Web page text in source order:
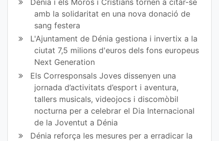
Dénia i els Moros i Cristians tornen a citar-se
amb la solidaritat en una nova donació de
sang festera
L'Ajuntament de Dénia gestiona i invertix a la
ciutat 7,5 milions d'euros dels fons europeus
Next Generation
Els Corresponsals Joves dissenyen una
jornada d’activitats d’esport i aventura,
tallers musicals, videojocs i discomòbil
nocturna per a celebrar el Dia Internacional
de la Joventut a Dénia
Dénia reforça les mesures per a erradicar la